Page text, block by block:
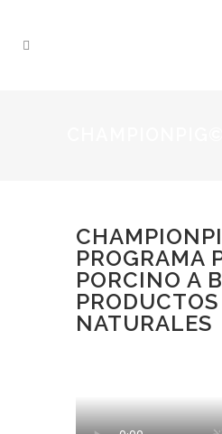
PROGRAMA
PORCINO A
PRODUCTOS
NATURALES